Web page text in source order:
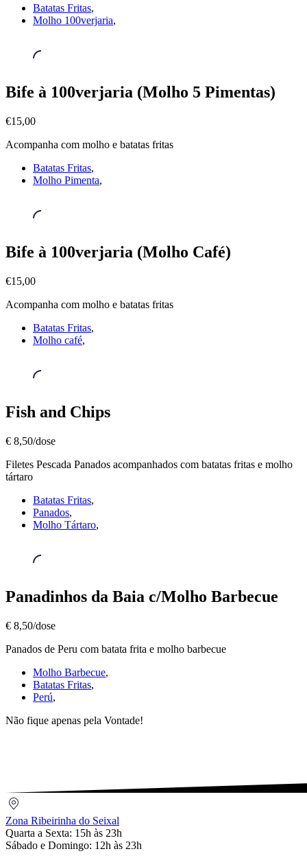
100verjaria)
€15,00
Batatas Fritas,
Molho 100verjaria,
Cheio,
Bife
à
100verjaria
(Molho
5
Pimentas)
Bife à 100verjaria (Molho 5 Pimentas)
€15,00
Acompanha com molho e batatas fritas
Batatas Fritas,
Molho Pimenta,
Cheio,
Bife
à
100verjaria
(Molho
Café)
€15,00
Bife à 100verjaria (Molho Café)
€15,00
Acompanha com molho e batatas fritas
Batatas Fritas,
Molho café,
Cheio
Fish
and
Chips
Fish and Chips
€ 8,50/dose
Filetes Pescada Panados acompanhados com batatas fritas e molho
tártaro
Batatas Fritas,
Panados,
Molho Tártaro,
Cheio,
Panadinhos
da
Baia
c/Molho
Barbecue
€
8,50/dose
Panadinhos da Baia c/Molho Barbecue
€ 8,50/dose
Panados de Peru com batata frita e molho barbecue
Molho Barbecue,
Batatas Fritas,
Perú,
Não fique apenas pela Vontade!
do
Seixal
Zona Ribeirinha do Seixal
Quarta a Sexta: 15h às 23h
Sábado e Domingo: 12h às 23h